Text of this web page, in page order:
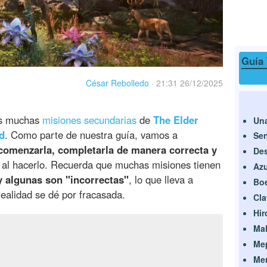
César Rebolledo · 21:31 26/12/2025
muchas misiones secundarias de The Elder
. Como parte de nuestra guía, vamos a
completarla de manera correcta y
hacerlo. Recuerda que muchas misiones tienen
algunas son "incorrectas", lo que lleva a
se dé por fracasada.